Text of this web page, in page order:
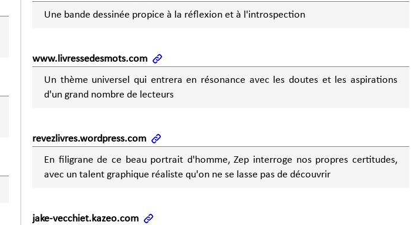
Une bande dessinée propice à la réflexion et à l'introspection
www.livressedesmots.com
Un thème universel qui entrera en résonance avec les doutes et les aspirations
d'un grand nombre de lecteurs
revezlivres.wordpress.com
En filigrane de ce beau portrait d'homme, Zep interroge nos propres certitudes,
avec un talent graphique réaliste qu'on ne se lasse pas de découvrir
jake-vecchiet.kazeo.com